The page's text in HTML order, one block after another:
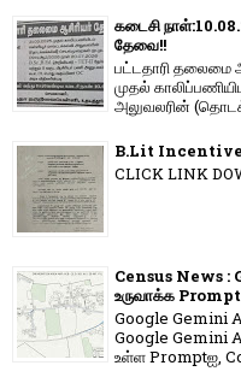
கடைசி
தேவை!!
பட்டதாரி தலைமை
முதல்
அலுவலரின்
B.Lit Incentive
CLICK LINK
Census News
உருவாக்க Prompt
Google Gemini
Google Gemini
உள்ள Promptஐ,